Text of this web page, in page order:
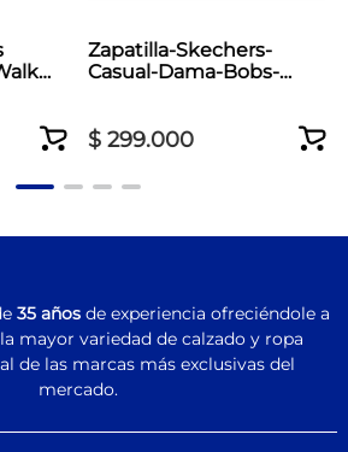
Zapatilla-Skechers-
Casual-Dama-Bobs-
$ 299.000
35 añosde experiencia ofreciéndole a
mayor variedad de calzado y ropa
de las marcas más exclusivas del
mercado.